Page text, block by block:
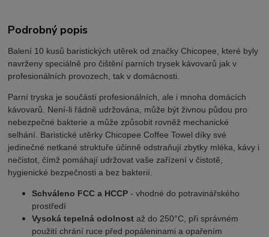
Podrobný popis
Balení 10 kusů baristických utěrek od značky Chicopee, které byly
navrženy speciálně pro čištění parních trysek kávovarů jak v
profesionálních provozech, tak v domácnosti.
Parní tryska je součástí profesionálních, ale i mnoha domácích
kávovarů. Není-li řádně udržována, může být živnou půdou pro
nebezpečné bakterie a může způsobit rovněž mechanické
selhání. Baristické utěrky Chicopee Coffee Towel díky své
jedinečné netkané struktuře účinně odstraňují zbytky mléka, kávy i
nečistot, čímž pomáhají udržovat vaše zařízení v čistotě,
hygienické bezpečnosti a bez bakterií.
Schváleno FCC a HCCP - vhodné do potravinářského
prostředí
Vysoká tepelná odolnost až do 250°C, při správném
použití chrání ruce před popáleninami a opařením